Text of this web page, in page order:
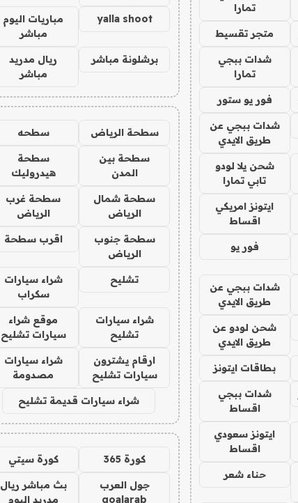
تمارا
متجر تقسيط
شدات ببجي
تمارا
فور يو ستور
شدات ببجي عن
طريق الايدي
شحن يلا لودو
تابي تمارا
ايتونز امريكي
اقساط
فور يو
شدات ببجي عن
طريق الايدي
شحن لودو عن
طريق الايدي
بطاقات ايتونز
شدات ببجي
اقساط
ايتونز سعودي
اقساط
حناء شعر
yalla shoot
مباريات اليوم
مباشر
برشلونة مباشر
ريال مدريد
مباشر
سطحة الرياض سطحه
سطحة بين
المدن
سطحة
هيدروليك
سطحة شمال
الرياض
سطحة غرب
الرياض
سطحة جنوب
الرياض
اقرب سطحة
تشليح
شراء سيارات
سكراب
شراء سيارات
تشليح
موقع شراء
سيارات تشليح
ارقام يشترون
سيارات تشليح
شراء سيارات
مصدومة
شراء سيارات قديمة تشليح
كورة 365 كورة سيتي
جول العرب
goalarab
بث مباشر ريال
مدريد اليوم